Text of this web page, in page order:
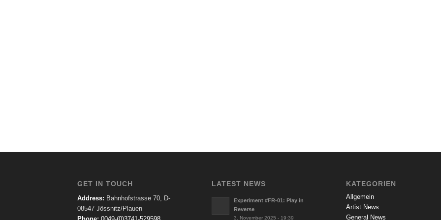
GET IN TOUCH
Address: Bahnhofstrasse 70, D-
08547 Jössnitz/Plauen
LATEST NEWS
Experiment #FR-01: Play in
Reverse
3. November 2025 - 19:39
KATEGORIEN
Allgemein
Artist News
General News